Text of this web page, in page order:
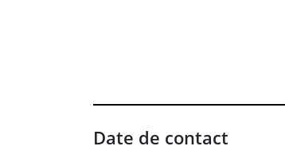
Date de contact